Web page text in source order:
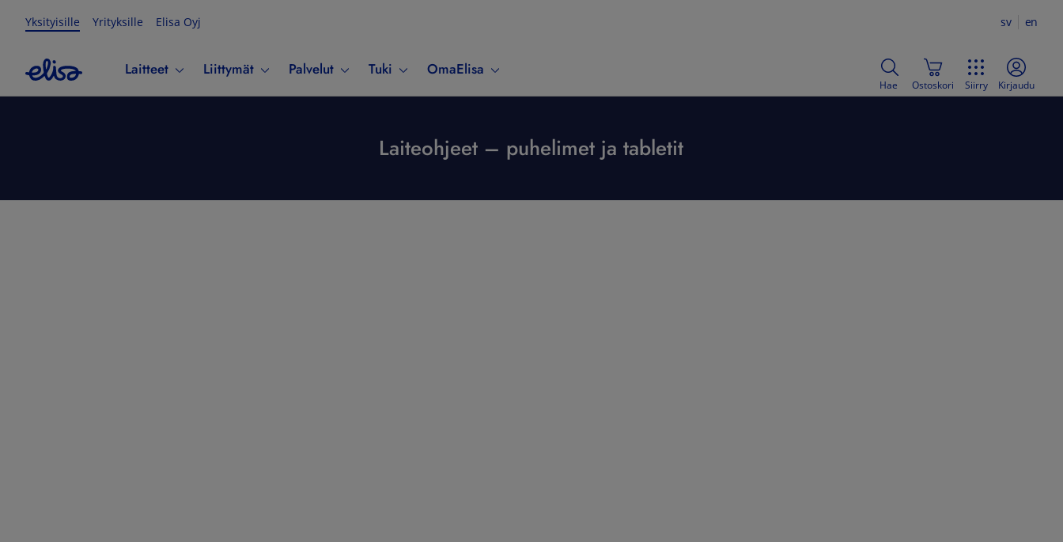
Yksityisille Yrityksille Elisa Oyj sv en
Laitteet Liittymät Palvelut Tuki OmaElisa
Hae Ostoskori Siirry Kirjaudu
Laiteohjeet – puhelimet ja tabletit